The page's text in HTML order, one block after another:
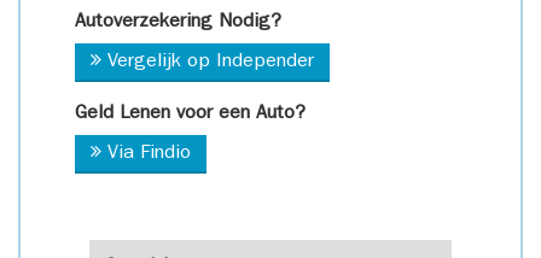
Autoverzekering Nodig?
Vergelijk op Independer
Geld Lenen voor een Auto?
Via Findio